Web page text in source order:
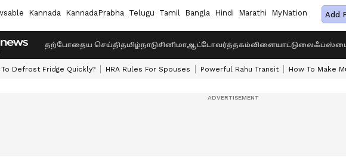
Kannada KannadaPrabha Telugu Tamil Bangla Hindi Marathi MyNation Add
தற்போதைய செய்திதமிழ்நாடுசினிமாஆட்டோவர்த்தகம்விளையாட்டு
To Defrost Fridge Quickly? HRA Rules For Spouses Powerful Rahu Transit How To Make